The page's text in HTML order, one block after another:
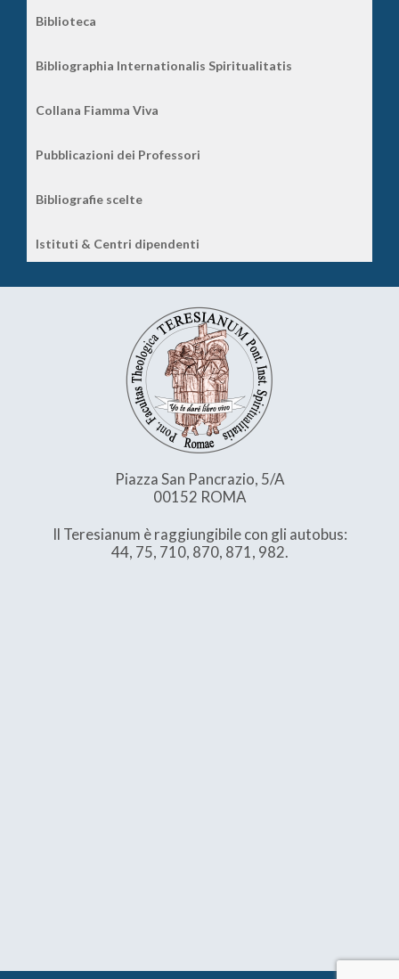
Biblioteca
Bibliographia Internationalis Spiritualitatis
Collana Fiamma Viva
Pubblicazioni dei Professori
Bibliografie scelte
Istituti & Centri dipendenti
Piazza San Pancrazio, 5/A
00152 ROMA
Il Teresianum è raggiungibile con gli autobus:
44, 75, 710, 870, 871, 982.